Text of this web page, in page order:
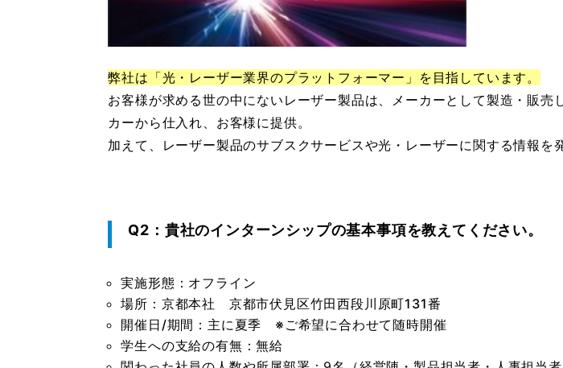
弊社は「光・レーザー業界のプラットフォーマー」を目指しています。
お客様が求める世の中にないレーザー製品は、メーカーとして製造・販
カーから仕入れ、お客様に提供。
加えて、レーザー製品のサブスクサービスや光・レーザーに関する情報を
Q2：貴社のインターンシップの基本事項を教えてください。
実施形態：オフライン
場所：京都本社 京都市伏見区竹田西段川原町131番
開催日/期間：主に夏季 ※ご希望に合わせて随時開催
学生への支給の有無：無給